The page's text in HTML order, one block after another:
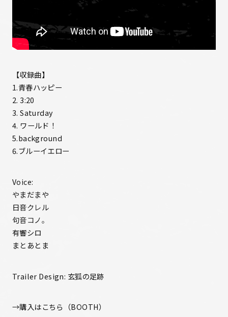
【収録曲】
1.青春ハッピー
2. 3:20
3. Saturday
4. ワールド！
5.background
6.ブルーイエロー
Voice:
やまだまや
日音クレル
句音コノ。
有響シロ
まとあとま
Trailer Design: 玄狐の足跡
→購入はこちら（BOOTH）